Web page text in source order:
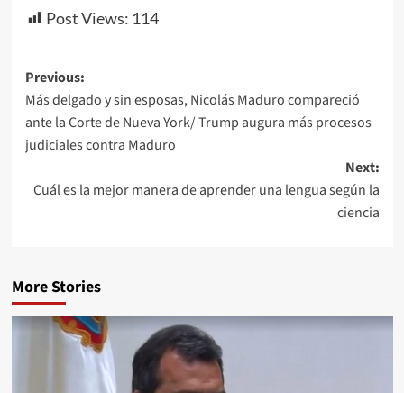
Post Views: 114
Previous:
Más delgado y sin esposas, Nicolás Maduro compareció
ante la Corte de Nueva York/ Trump augura más procesos
judiciales contra Maduro
Next:
Cuál es la mejor manera de aprender una lengua según la
ciencia
More Stories